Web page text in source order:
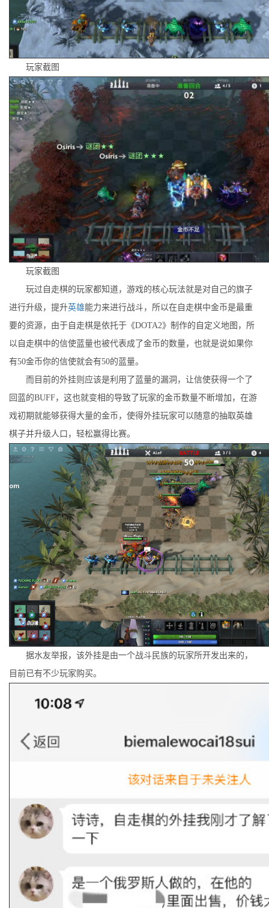
玩家截图
玩家截图
玩过自走棋的玩家都知道，游戏的核心玩法就是对自己的旗子
进行升级，提升英雄能力来进行战斗，所以在自走棋中金币是最重
要的资源，由于自走棋是依托于《DOTA2》制作的自定义地图，所
以自走棋中的信使蓝量也被代表成了金币的数量，也就是说如果你
有50金币你的信使就会有50的蓝量。
而目前的外挂则应该是利用了蓝量的漏洞，让信使获得一个了
回蓝的BUFF，这也就变相的导致了玩家的金币数量不断增加，在游
戏初期就能够获得大量的金币，使得外挂玩家可以随意的抽取英雄
棋子并升级人口，轻松赢得比赛。
据水友举报，该外挂是由一个战斗民族的玩家所开发出来的，
目前已有不少玩家购买。